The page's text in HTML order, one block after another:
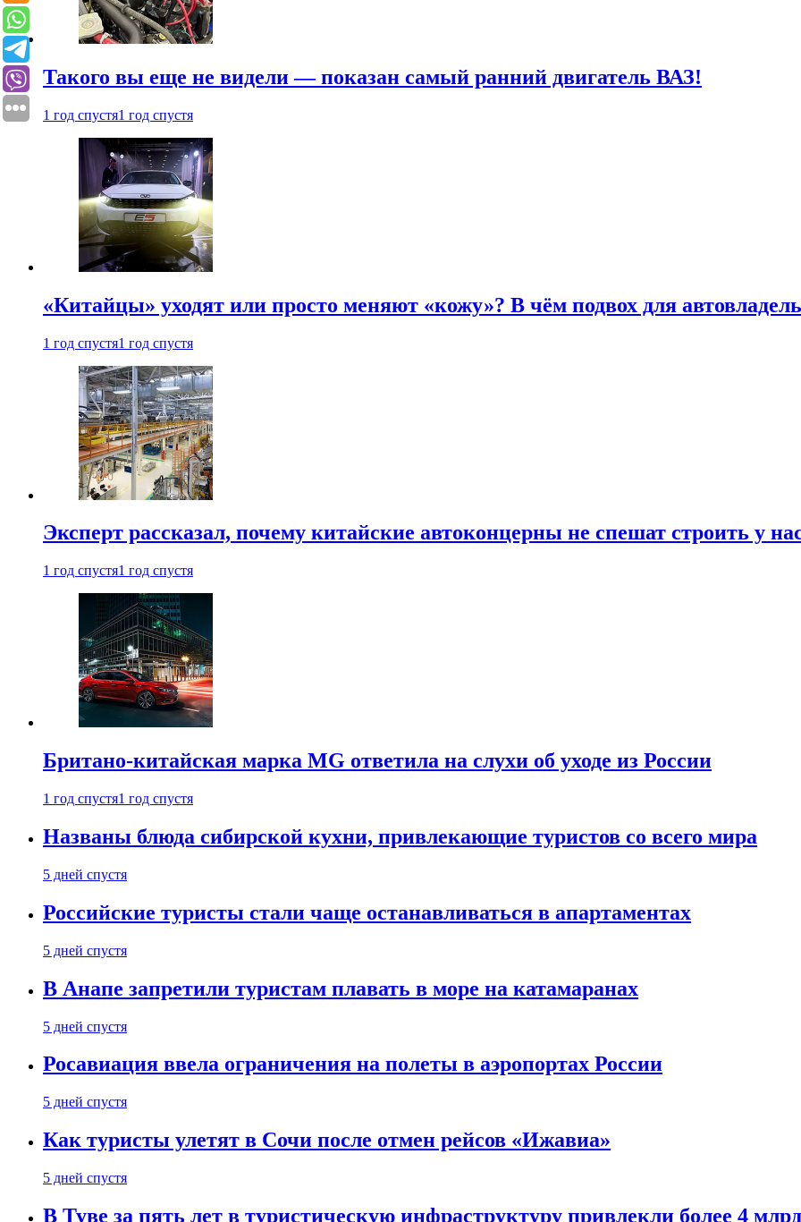
Такого вы еще не видели — показан самый ранний двигатель ВАЗ!
1 год спустя1 год спустя
«Китайцы» уходят или просто меняют «кожу»? В чём подвох для
1 год спустя1 год спустя
Эксперт рассказал, почему китайские автоконцерны не спешат строить у
1 год спустя1 год спустя
Британо-китайская марка MG ответила на слухи об уходе из России
1 год спустя1 год спустя
Названы блюда сибирской кухни, привлекающие туристов со всего мира
5 дней спустя
Российские туристы стали чаще останавливаться в апартаментах
5 дней спустя
В Анапе запретили туристам плавать в море на катамаранах
5 дней спустя
Росавиация ввела ограничения на полеты в аэропортах России
5 дней спустя
Как туристы улетят в Сочи после отмен рейсов «Ижавиа»
5 дней спустя
В Туве за пять лет в туристическую инфраструктуру привлекли более 4